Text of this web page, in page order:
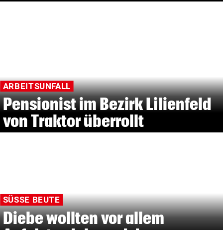
ARBEITSUNFALL
Pensionist im Bezirk Lilienfeld
von Traktor überrollt
SÜSSE BEUTE
Diebe wollten vor allem